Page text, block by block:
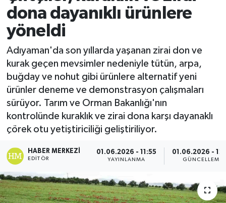
dona dayanıklı ürünlere
yöneldi
Adıyaman'da son yıllarda yaşanan zirai don ve
kurak geçen mevsimler nedeniyle tütün, arpa,
buğday ve nohut gibi ürünlere alternatif yeni
ürünler deneme ve demonstrasyon çalışmaları
sürüyor. Tarım ve Orman Bakanlığı'nın
kontrolünde kuraklık ve zirai dona karşı dayanaklı
çörek otu yetiştiriciliği geliştiriliyor.
HABER MERKEZI
EDITÖR
01.06.2026 - 11:55
YAYINLANMA
01.06.2026 -
GÜNCELLEME
Foto Galeri
Bilim & Teknoloji
Dünya
Eğitim
Ekonomi
Genel
Güncel
Gündem
Diyarbakır Trafik Yoğunluk Haritası
Tüm Manşetler
Son Dakika Haberleri
Haber Arşivi